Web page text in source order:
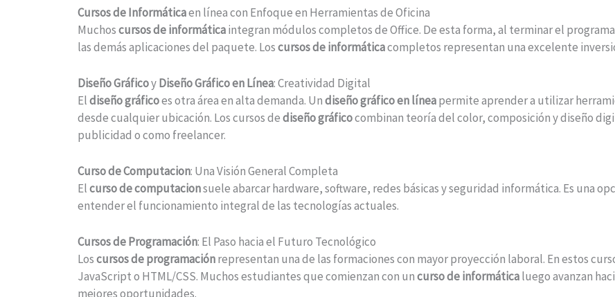
Cursos de Informáticaen línea con Enfoque en Herramientas de Oficina
Muchoscursos de informáticaintegran módulos completos de Office. De esta forma, al terminar el
las demás aplicaciones del paquete. Loscursos de informáticacompletos representan una excelente
Diseño GráficoyDiseño Gráfico en Línea: Creatividad Digital
Eldiseño gráficoes otra área en alta demanda. Undiseño gráfico en líneapermite aprender a utilizar
desde cualquier ubicación. Los cursos dediseño gráficocombinan teoría del color, composición y diseño
publicidad o como freelancer.
Curso de Computacion: Una Visión General Completa
Elcurso de computacionsuele abarcar hardware, software, redes básicas y seguridad informática. Es una
entender el funcionamiento integral de las tecnologías actuales.
Cursos de Programación: El Paso hacia el Futuro Tecnológico
Loscursos de programaciónrepresentan una de las formaciones con mayor proyección laboral. En estos
JavaScript o HTML/CSS. Muchos estudiantes que comienzan con uncurso de informáticaluego avanzan
mejores oportunidades.